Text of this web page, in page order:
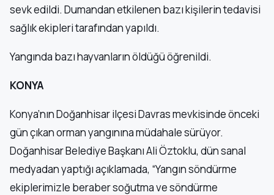
sevk edildi. Dumandan etkilenen bazı kişilerin tedavisi
sağlık ekipleri tarafından yapıldı.
Yangında bazı hayvanların öldüğü öğrenildi.
KONYA
Konya’nın Doğanhisar ilçesi Davras mevkisinde önceki
gün çıkan orman yangınına müdahale sürüyor.
Doğanhisar Belediye Başkanı Ali Öztoklu, dün sanal
medyadan yaptığı açıklamada, “Yangın söndürme
ekiplerimizle beraber soğutma ve söndürme